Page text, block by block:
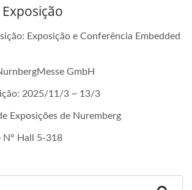
Exposição e Conferência Embedded
GmbH
2025/11/3 ~ 13/3
Exposições de Nuremberg
N° Hall 5-318